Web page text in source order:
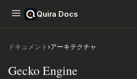
Quira Docs
ドキュメント›アーキテクチャ
Gecko Engine